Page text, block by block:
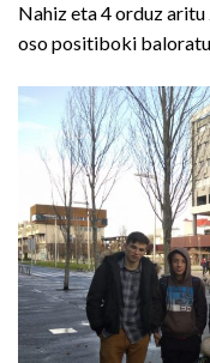
Nahiz eta 4 orduz
oso positiboki